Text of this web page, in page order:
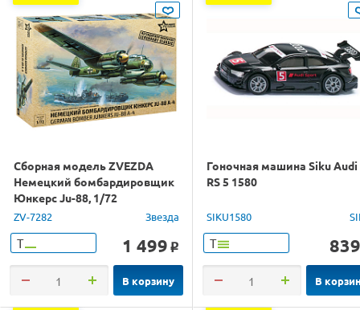
Сборная модель ZVEZDA
Немецкий бомбардировщик
Юнкерс Ju-88, 1/72
ZV-7282 Звезда
Т 1 499 o
В корзину
Гоночная машина Siku Audi
RS 5 1580
SIKU1580
Т 839
В